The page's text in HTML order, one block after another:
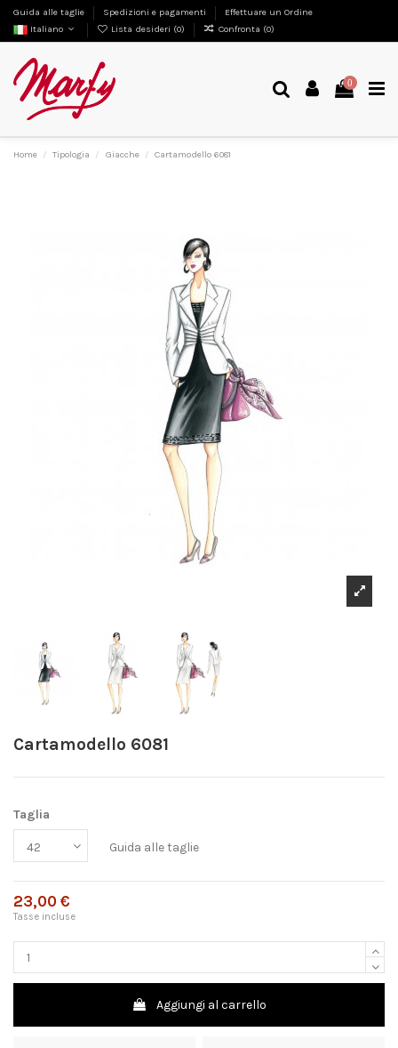
Guida alle taglie Spedizioni e pagamenti
Effettuare un Ordine
Italiano
Lista desideri (0) Confronta (0)
0
Home Tipologia Giacche Cartamodello 6081
Cartamodello 6081
Taglia
Guida alle taglie
23,00 €
Tasse incluse
Aggiungi al carrello